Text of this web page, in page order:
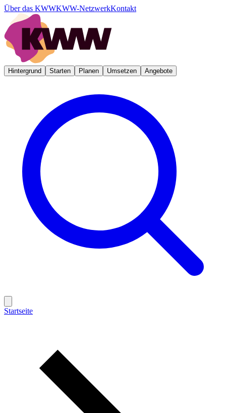
Über das KWWKWW-NetzwerkKontakt
Hintergrund Starten Planen Umsetzen Angebote
Startseite